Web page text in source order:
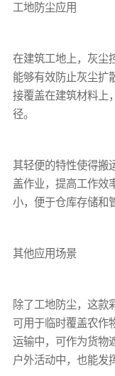
工地防尘应用
在建筑工地上，灰尘
能够有效防止灰尘扩
接覆盖在建筑材料上
径。
其轻便的特性使得搬
盖作业，提高工作效
小，便于仓库存储和
其他应用场景
除了工地防尘，这款
可用于临时覆盖农作
运输中，可作为货物
户外活动中，也能发